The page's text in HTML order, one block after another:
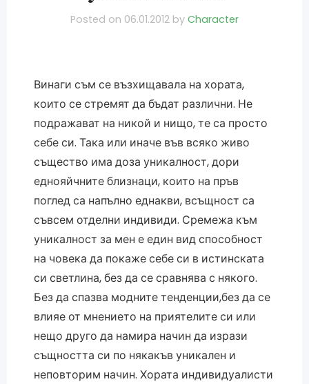
Posted on 06.01.2012 by Character
Винаги съм се възхищавала на хората,
които се стремят да бъдат различни. Не
подражават на никой и нищо, те са просто
себе си. Така или иначе във всяко живо
същество има доза уникалност, дори
еднояйчните близнаци, които на пръв
поглед са напълно еднакви, всъщност са
съвсем отделни индивиди. Сремежа към
уникалност за мен е един вид способност
на човека да покаже себе си в истинската
си светлина, без да се сравнява с някого.
Без да спазва модните тенденции,без да се
влияе от мнението на приятелите си или
нещо друго да намира начин да изрази
същността си по някакъв уникален и
неповторим начин. Хората индивидуалисти